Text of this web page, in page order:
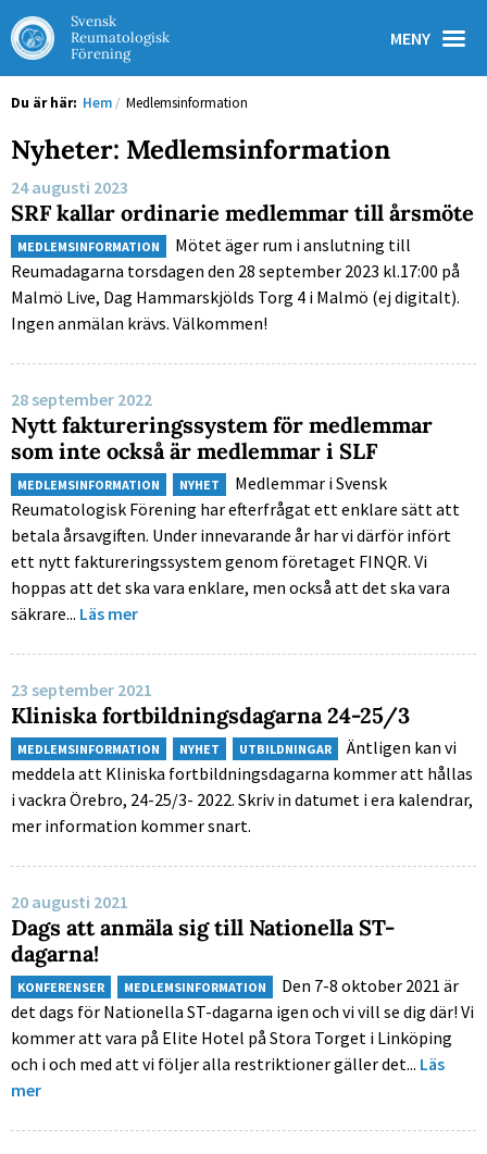
Svensk
Reumatologisk
Förening
MENY
Du är här: Hem / Medlemsinformation
Nyheter: Medlemsinformation
24 augusti 2023
SRF kallar ordinarie medlemmar till årsmöte
MEDLEMSINFORMATION
Mötet äger rum i anslutning till
Reumadagarna torsdagen den 28 september 2023 kl.17:00 på
Malmö Live, Dag Hammarskjölds Torg 4 i Malmö (ej digitalt).
Ingen anmälan krävs. Välkommen!
28 september 2022
Nytt faktureringssystem för medlemmar
som inte också är medlemmar i SLF
MEDLEMSINFORMATION NYHET
Medlemmar i Svensk
Reumatologisk Förening har efterfrågat ett enklare sätt att
betala årsavgiften. Under innevarande år har vi därför infört
ett nytt faktureringssystem genom företaget FINQR. Vi
hoppas att det ska vara enklare, men också att det ska vara
säkrare... Läs mer
23 september 2021
Kliniska fortbildningsdagarna 24-25/3
MEDLEMSINFORMATION NYHET UTBILDNINGAR
Äntligen kan vi
meddela att Kliniska fortbildningsdagarna kommer att hållas
i vackra Örebro, 24-25/3- 2022. Skriv in datumet i era kalendrar,
mer information kommer snart.
20 augusti 2021
Dags att anmäla sig till Nationella ST-
dagarna!
KONFERENSER MEDLEMSINFORMATION
Den 7-8 oktober 2021 är
det dags för Nationella ST-dagarna igen och vi vill se dig där! Vi
kommer att vara på Elite Hotel på Stora Torget i Linköping
och i och med att vi följer alla restriktioner gäller det... Läs
mer